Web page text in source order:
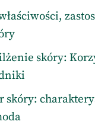
skóry:
skóry: